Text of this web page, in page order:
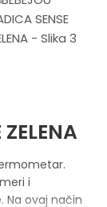
i
ovaj način